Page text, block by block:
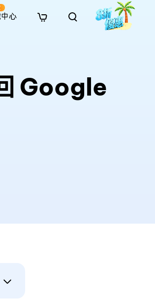
碟救援
· 資源回收桶救援
· Office 檔案救援
· 影片恢復
電影感 AI 影像提示詞
漫轉真實風格提示詞
· 優化 Mac 速度
· 釋放磁碟空間
· 清理 Mac 儲存空間
心
Google